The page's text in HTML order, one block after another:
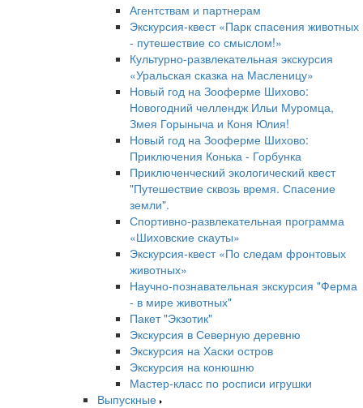
Агентствам и партнерам
Экскурсия-квест «Парк спасения животных
- путешествие со смыслом!»
Культурно-развлекательная экскурсия
«Уральская сказка на Масленицу»
Новый год на Зооферме Шихово:
Новогодний челлендж Ильи Муромца,
Змея Горыныча и Коня Юлия!
Новый год на Зооферме Шихово:
Приключения Конька - Горбунка
Приключенческий экологический квест
"Путешествие сквозь время. Спасение
земли".
Спортивно-развлекательная программа
«Шиховские скауты»
Экскурсия-квест «По следам фронтовых
животных»
Научно-познавательная экскурсия "Ферма
- в мире животных"
Пакет "Экзотик"
Экскурсия в Северную деревню
Экскурсия на Хаски остров
Экскурсия на конюшню
Мастер-класс по росписи игрушки
Выпускные